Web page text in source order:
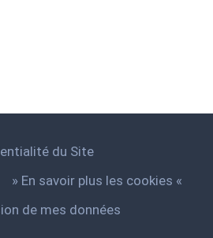
du Site
» En savoir plus les cookies «
de mes données